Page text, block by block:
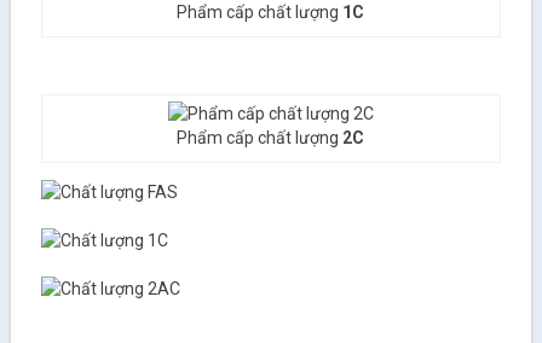
Phẩm cấp chất lượng 1C
Phẩm cấp chất lượng 2C